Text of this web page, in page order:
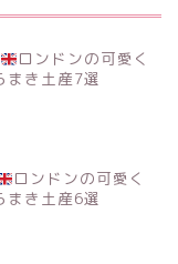
ロンドンの可愛く
まき土産7選
ロンドンの可愛く
まき土産6選